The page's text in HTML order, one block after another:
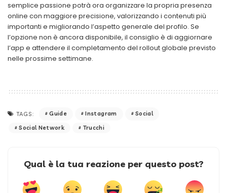
semplice passione potrà ora organizzare la propria presenza
online con maggiore precisione, valorizzando i contenuti più
importanti e migliorando l’aspetto generale del profilo. Se
l’opzione non è ancora disponibile, il consiglio è di aggiornare
l’app e attendere il completamento del rollout globale previsto
nelle prossime settimane.
TAGS: Guide Instagram
Social
Social Network
Trucchi
Qual è la tua reazione per questo post?